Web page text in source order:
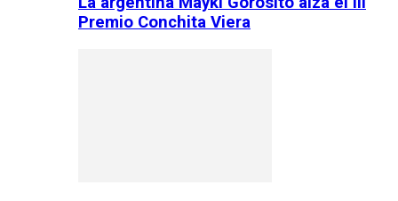
Premio Conchita Viera